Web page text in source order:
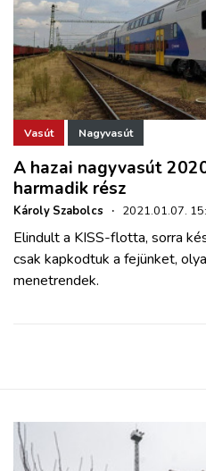
KÖZLEKEDÉSFEJLESZTÉS
ELLÁTÁSI LÁNC
ZÖLDÚT
HAJÓZÁS
BLOG
REGISZTRÁCIÓ
Vasút Nagyvasút
A hazai nagyvasút
harmadik rész
Károly Szabolcs · 2021.01.07.
Elindult a KISS-flotta, sorra
csak kapkodtuk a fejünket,
menetrendek.